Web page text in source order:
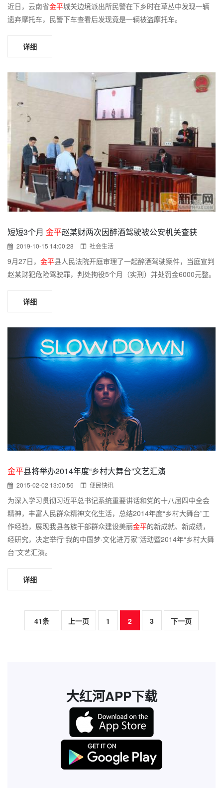
近日，云南省金平城关边境派出所民警在下乡时在草丛中发现一辆
遗弃摩托车，民警下车查看后发现竟是一辆被盗摩托车。
详细
短短3个月 金平赵某财两次因醉酒驾驶被公安机关查获
2019-10-15 14:00:28 社会生活
9月27日， 金平县人民法院开庭审理了一起醉酒驾驶案件，当庭宣判
赵某财犯危险驾驶罪，判处拘役5个月（实刑）并处罚金6000元整。
详细
金平县将举办2014年度“乡村大舞台”文艺汇演
2015-02-02 13:00:56 便民快讯
为深入学习贯彻习近平总书记系统重要讲话和党的十八届四中全会
精神，丰富人民群众精神文化生活，总结2014年度“乡村大舞台”工
作经验，展现我县各族干部群众建设美丽金平的新成就、新成绩，
经研究，决定举行“我的中国梦·文化进万家”活动暨2014年“乡村大舞
台”文艺汇演。
详细
41条 上一页 1 2 3 下一页
大红河APP下载